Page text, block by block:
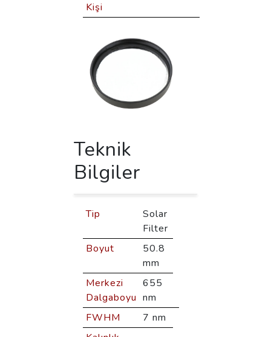
Kişi
Teknik
Bilgiler
Tip
Solar
Filter
Boyut
50.8
mm
Merkezi
Dalgaboyu
655
nm
FWHM
7 nm